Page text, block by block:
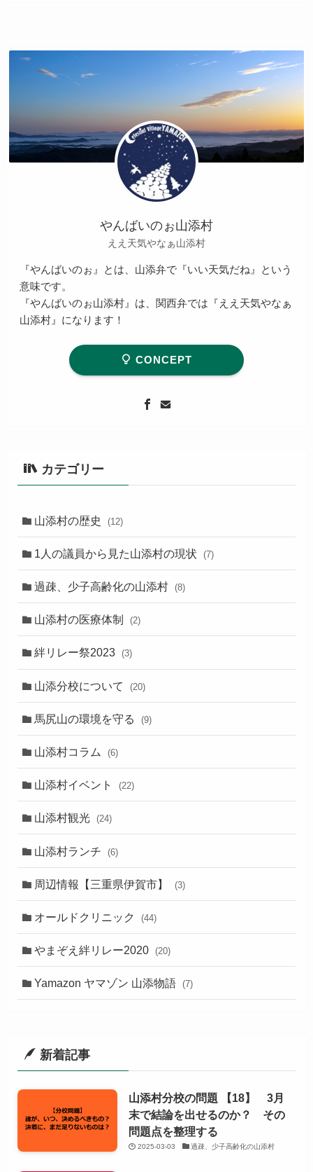
やんばいのぉ山添村
ええ天気やなぁ山添村
『やんばいのぉ』とは、山添弁で『いい天気だね』という
意味です。
『やんばいのぉ山添村』は、関西弁では『ええ天気やなぁ
山添村』になります！
CONCEPT
カテゴリー
山添村の歴史 (12)
1人の議員から見た山添村の現状 (7)
過疎、少子高齢化の山添村 (8)
山添村の医療体制 (2)
絆リレー祭2023 (3)
山添分校について (20)
馬尻山の環境を守る (9)
山添村コラム (6)
山添村イベント (22)
山添村観光 (24)
山添村ランチ (6)
周辺情報【三重県伊賀市】 (3)
オールドクリニック (44)
やまぞえ絆リレー2020 (20)
Yamazon ヤマゾン 山添物語 (7)
新着記事
山添村分校の問題 【18】 3月
末で結論を出せるのか？ その
問題点を整理する
2025-03-03 過疎、少子高齢化の山添村